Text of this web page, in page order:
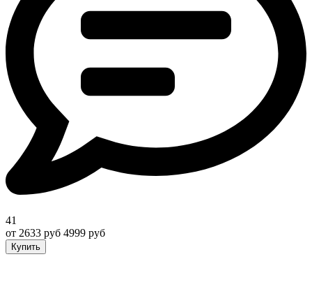
41
от 2633 руб 4999 руб
Купить